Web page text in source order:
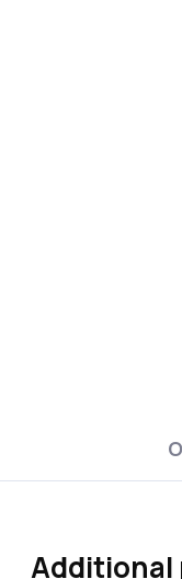
Black Hibiscus
Additional